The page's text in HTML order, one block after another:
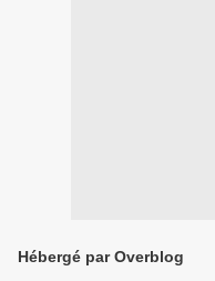
Hébergé par Overblog